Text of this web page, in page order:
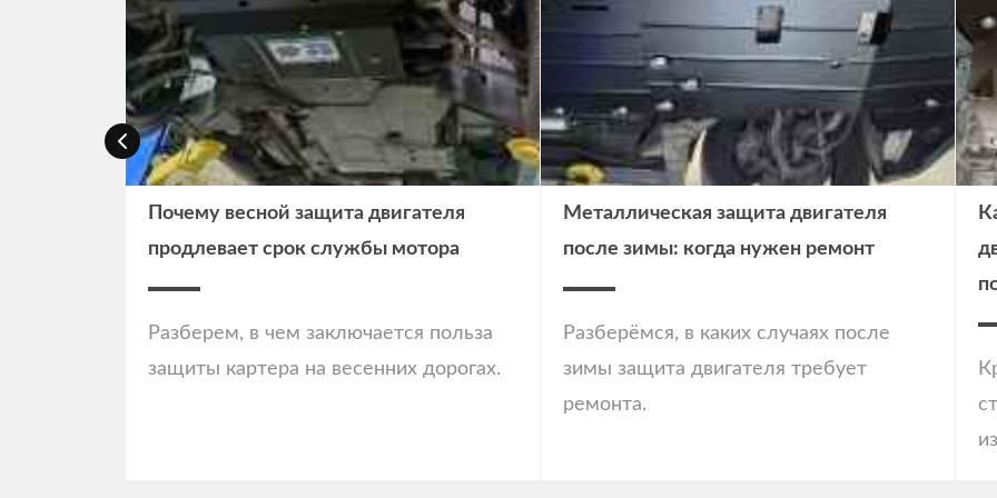
Почему весной защита двигателя
продлевает срок службы мотора
Разберем, в чем заключается польза
защиты картера на весенних дорогах.
Металлическая защита двигателя
после зимы: когда нужен ремонт
Разберёмся, в каких случаях после
зимы защита двигателя требует
ремонта.